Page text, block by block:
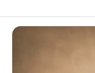
เจ้าหมอดู